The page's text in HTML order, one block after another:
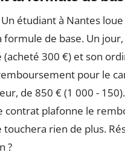
étudiant à Nantes
formule de base. Un
300 €) et son
pour le
de 850 € (1 000 -
contrat plafonne le
rien de plus.
?